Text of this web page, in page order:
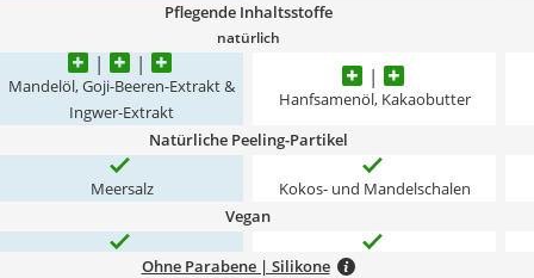
Pflegende Inhaltsstoffe
natürlich
Mandelöl, Goji-Beeren-Extrakt &
Ingwer-Extrakt
Hanfsamenöl, Kakaobutter
Natürliche Peeling-Partikel
Meersalz Kokos- und Mandelschalen
Vegan
Ohne Parabene | Silikone